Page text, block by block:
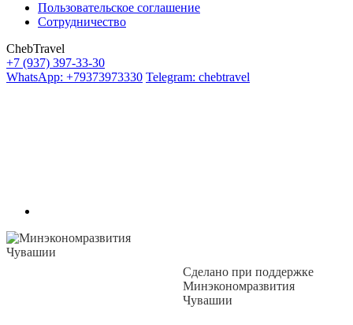
Пользовательское соглашение
Сотрудничество
ChebTravel
+7 (937) 397-33-30
WhatsApp: +79373973330 Telegram: chebtravel
Сделано при поддержке
Минэкономразвития
Чувашии